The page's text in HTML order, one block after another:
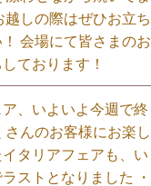
越しの際はぜひお立ち
会場にて皆さまのお
ております！
、いよいよ今週で終
さんのお客様にお楽し
タリアフェアも、い
ストとなりました ・